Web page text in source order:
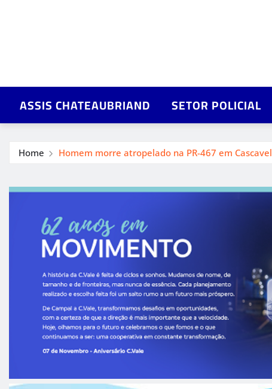
ASSIS CHATEAUBRIAND SETOR POLICIAL
Home Homem morre atropelado na PR-467 em Cascavel